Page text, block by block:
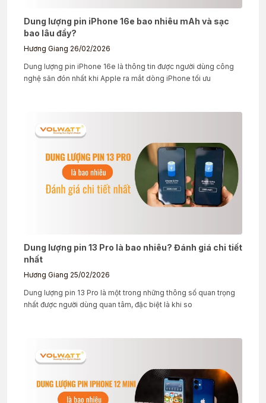
Dung lượng pin iPhone 16e bao nhiêu mAh và sạc
bao lâu đầy?
Hương Giang 26/02/2026
Dung lượng pin iPhone 16e là thông tin được người dùng công
nghệ săn đón nhất khi Apple ra mắt dòng iPhone tối ưu
Dung lượng pin 13 Pro là bao nhiêu? Đánh giá chi tiết
nhất
Hương Giang 25/02/2026
Dung lượng pin 13 Pro là một trong những thông số quan trọng
nhất được người dùng quan tâm, đặc biệt là khi so